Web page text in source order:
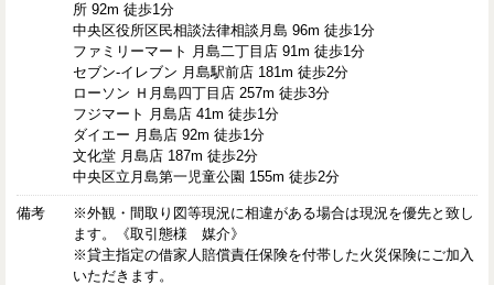
所 92m 徒歩1分
中央区役所区民相談法律相談月島 96m 徒歩1分
ファミリーマート 月島二丁目店 91m 徒歩1分
セブン-イレブン 月島駅前店 181m 徒歩2分
ローソン Ｈ月島四丁目店 257m 徒歩3分
フジマート 月島店 41m 徒歩1分
ダイエー 月島店 92m 徒歩1分
文化堂 月島店 187m 徒歩2分
中央区立月島第一児童公園 155m 徒歩2分
備考
※外観・間取り図等現況に相違がある場合は現況を優先と致し
ます。《取引態様 媒介》
※貸主指定の借家人賠償責任保険を付帯した火災保険にご加入
いただきます。